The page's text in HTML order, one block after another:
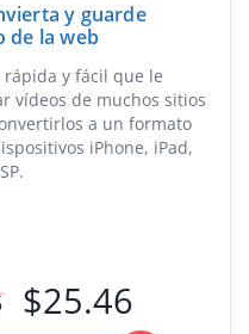
y guarde
de la web
y fácil que le
vídeos de muchos sitios
a un formato
iPhone, iPad,
$25.46